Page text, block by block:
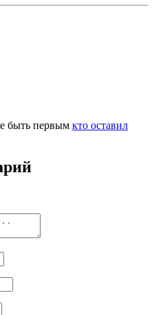
быть первым кто оставил